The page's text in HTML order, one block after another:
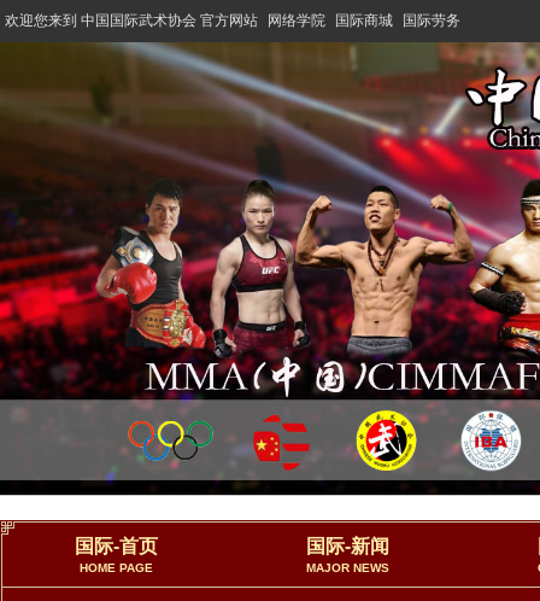
欢迎您来到 中国国际武术协会 官方网站 网络学院 国际商城 国际劳务
国际-首页
HOME PAGE
国际-新闻
MAJOR NEWS